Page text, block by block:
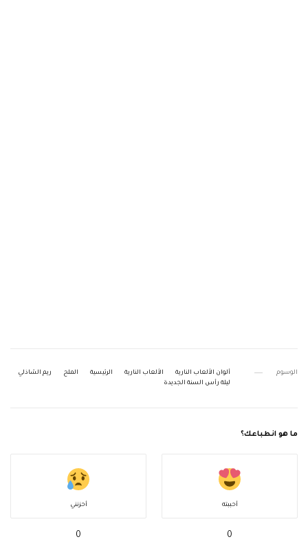
الوسوم ألوان الألعاب النارية الألعاب النارية الرئيسية الملح
ريم الشاذلي
ليلة رأس السنة الجديدة
ما هو انطباعك؟
أحببته
0
أحزنني
0